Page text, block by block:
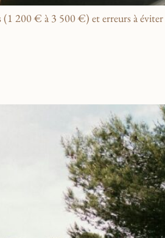
200 € à 3 500 €) et erreurs à